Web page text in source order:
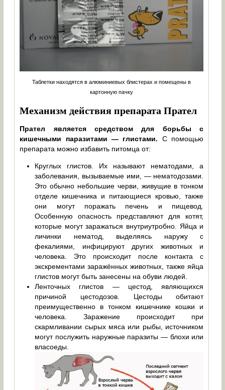
Таблетки находятся в алюминиевых блистерах и помещены в
картонную пачку
Механизм действия препарата Прател
Прател является средством для борьбы с
кишечными паразитами — глистами. С помощью
препарата можно избавить питомца от:
Круглых глистов. Их называют нематодами, а
заболевания, вызываемые ими, — нематодозами.
Это обычно небольшие черви, живущие в тонком
отделе кишечника и питающиеся кровью, также
они могут поражать печень и пищевод.
Особенную опасность представляют для котят,
которые могут заражаться внутриутробно. Яйца и
личинки нематод, выделяясь наружу с
фекалиями, инфицируют других животных и
человека. Это происходит после контакта с
экскрементами заражённых животных, также яйца
глистов могут быть занесены на обуви людей.
Ленточных глистов — цестод, являющихся
причиной цестодозов. Цестоды обитают
преимущественно в тонком кишечнике кошки и
человека. Заражение происходит при
скармливании сырых мяса или рыбы, источником
могут послужить наружные паразиты — блохи или
власоеды.